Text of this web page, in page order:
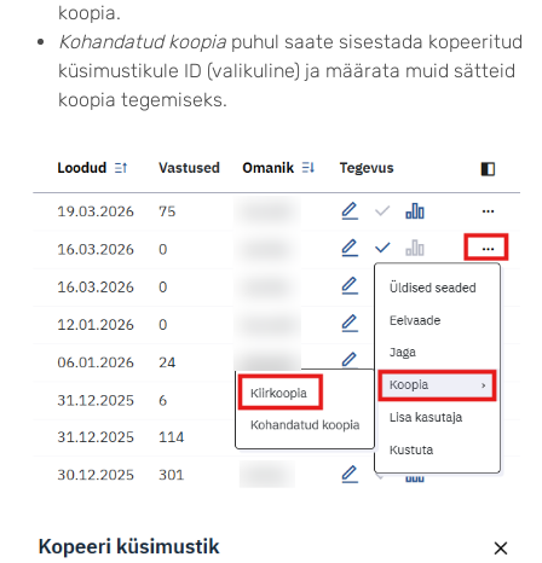
koopia.
Kohandatud koopia puhul saate sisestada kopeeritud
küsimustikule ID (valikuline) ja määrata muid sätteid
koopia tegemiseks.